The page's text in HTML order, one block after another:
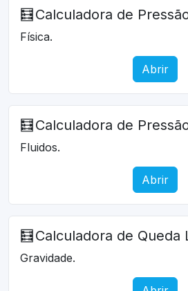
🧮 Calculadora de
Física.
Abrir
🧮 Calculadora de
Fluidos.
Abrir
🧮 Calculadora de Queda
Gravidade.